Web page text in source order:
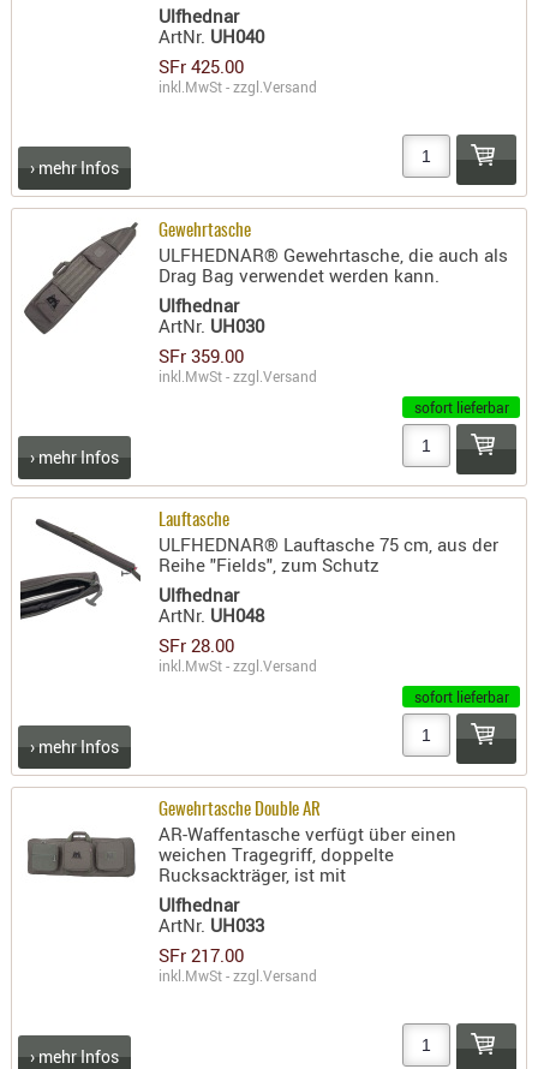
ABZÜGE
CHASSIS-
ZUBEHÖR
GRIFFE
SPUHR -
SPUHR -
Ulfhednar
ArtNr. UH040
SFr 425.00
inkl.MwSt - zzgl.Versand
› mehr Infos
Gewehrtasche
ULFHEDNAR® Gewehrtasche, die auch als
Drag Bag verwendet werden kann.
Ulfhednar
ArtNr. UH030
SFr 359.00
inkl.MwSt - zzgl.Versand
sofort lieferbar
› mehr Infos
Lauftasche
ULFHEDNAR® Lauftasche 75 cm, aus der
Reihe "Fields", zum Schutz
Ulfhednar
ArtNr. UH048
SFr 28.00
inkl.MwSt - zzgl.Versand
sofort lieferbar
› mehr Infos
Gewehrtasche Double AR
AR-Waffentasche verfügt über einen
weichen Tragegriff, doppelte
Rucksackträger, ist mit
Ulfhednar
ArtNr. UH033
SFr 217.00
inkl.MwSt - zzgl.Versand
› mehr Infos